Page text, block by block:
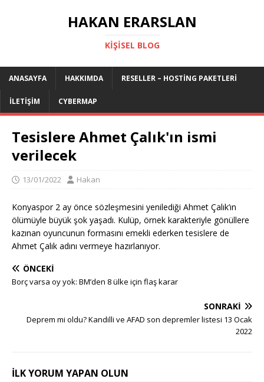
HAKAN ERARSLAN
KIŞISEL BLOG
ANASAYFA HAKKIMDA RESELLER – HOSTING PAKETLERI
İLETIŞIM CYBERMAP
Tesislere Ahmet Çalık'ın ismi
verilecek
13/01/2022 Hakan
Konyaspor 2 ay önce sözleşmesini yenilediği Ahmet Çalık’ın
ölümüyle büyük şok yaşadı. Kulüp, örnek karakteriyle gönüllere
kazınan oyuncunun formasını emekli ederken tesislere de
Ahmet Çalık adını vermeye hazırlanıyor.
ÖNCEKI
Borç varsa oy yok: BM’den 8 ülke için flaş karar
SONRAKI
Deprem mi oldu? Kandilli ve AFAD son depremler listesi 13 Ocak
2022
İLK YORUM YAPAN OLUN